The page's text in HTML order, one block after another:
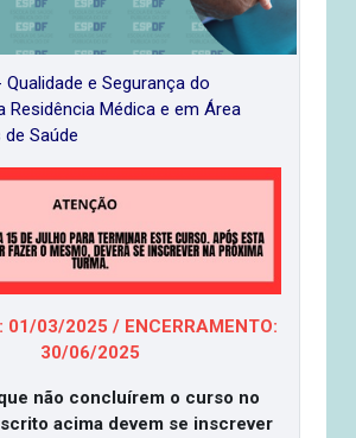
Qualidade e Segurança do
Residência Médica e em Área
Saúde
01/03/2025 / ENCERRAMENTO:
30/06/2025
não concluírem o curso no
acima devem se inscrever